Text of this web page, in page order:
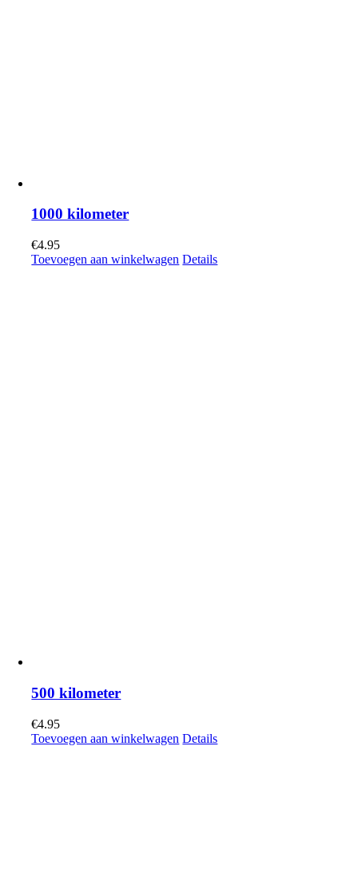
1000 kilometer
€4.95
Toevoegen aan winkelwagen Details
500 kilometer
€4.95
Toevoegen aan winkelwagen Details